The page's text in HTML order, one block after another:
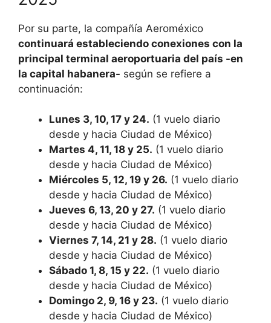
Por su parte, la compañía Aeroméxico
continuará estableciendo conexiones con la
principal terminal aeroportuaria del país -en
la capital habanera- según se refiere a
continuación:
Lunes 3, 10, 17 y 24. (1 vuelo diario
desde y hacia Ciudad de México)
Martes 4, 11, 18 y 25. (1 vuelo diario
desde y hacia Ciudad de México)
Miércoles 5, 12, 19 y 26. (1 vuelo diario
desde y hacia Ciudad de México)
Jueves 6, 13, 20 y 27. (1 vuelo diario
desde y hacia Ciudad de México)
Viernes 7, 14, 21 y 28. (1 vuelo diario
desde y hacia Ciudad de México)
Sábado 1, 8, 15 y 22. (1 vuelo diario
desde y hacia Ciudad de México)
Domingo 2, 9, 16 y 23. (1 vuelo diario
desde y hacia Ciudad de México)